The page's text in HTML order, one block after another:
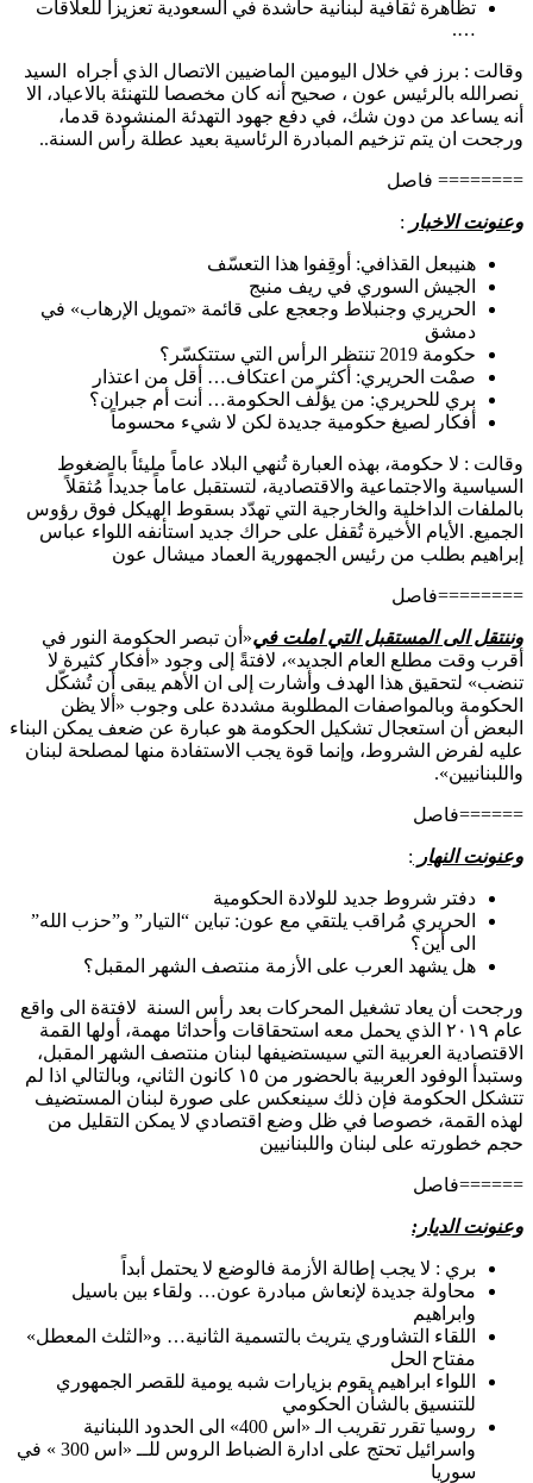
تظاهرة ثقافية لبنانية حاشدة في السعودية تعزيزا للعلاقات
….
وقالت : برز في خلال اليومين الماضيين الاتصال الذي أجراه السيد
نصرالله بالرئيس عون ، صحيح أنه كان مخصصا للتهنئة بالاعياد، الا
أنه يساعد من دون شك، في دفع جهود التهدئة المنشودة قدما،
ورجحت ان يتم تزخيم المبادرة الرئاسية بعيد عطلة رأس السنة..
======== فاصل
وعنونت الاخبار :
هنيبعل القذافي: أوقِفوا هذا التعسّف
‫الجيش السوري في ريف منبج
‫الحريري وجنبلاط وجعجع على قائمة «تمويل الإرهاب» في
دمشق
‫حكومة 2019 تنتظر الرأس التي ستتكسّر؟
صمْت الحريري: أكثر من اعتكاف… أقل من اعتذار
بري للحريري: من يؤلّف الحكومة… أنت أم جبران؟
أفكار لصيغ حكومية جديدة لكن لا شيء محسوماً
وقالت : لا حكومة، بهذه العبارة تُنهي البلاد عاماً مليئاً بالضغوط
السياسية والاجتماعية والاقتصادية، لتستقبل عاماً جديداً مُثقلاً
بالملفات الداخلية والخارجية التي تهدّد بسقوط الهيكل فوق رؤوس
الجميع. الأيام الأخيرة تُقفل على حراك جديد استأنفه اللواء عباس
إبراهيم بطلب من رئيس الجمهورية العماد ميشال عون
========فاصل
وننتقل الى المستقبل التي املت في«أن تبصر الحكومة النور في
أقرب وقت مطلع العام الجديد»، لافتةً إلى وجود «أفكار كثيرة لا
تنضب» لتحقيق هذا الهدف وأشارت إلى ان الأهم يبقى أن تُشكّل
الحكومة وبالمواصفات المطلوبة مشددة على وجوب «ألا يظن
البعض أن استعجال تشكيل الحكومة هو عبارة عن ضعف يمكن البناء
عليه لفرض الشروط، وإنما قوة يجب الاستفادة منها لمصلحة لبنان
واللبنانيين».
======فاصل
وعنونت النهار :
دفتر شروط جديد للولادة الحكومية
الحريري مُراقب يلتقي مع عون: تباين “التيار” و”حزب الله”
الى أين؟
هل يشهد العرب على الأزمة منتصف الشهر المقبل؟
ورجحت أن يعاد تشغيل المحركات بعد رأس السنة لافتةة الى واقع
عام ٢٠١٩ الذي يحمل معه استحقاقات وأحداثا مهمة، أولها القمة
الاقتصادية العربية التي سيستضيفها لبنان منتصف الشهر المقبل،
وستبدأ الوفود العربية بالحضور من ١٥ كانون الثاني، وبالتالي اذا لم
تتشكل الحكومة فإن ذلك سينعكس على صورة لبنان المستضيف
لهذه القمة، خصوصا في ظل وضع اقتصادي لا يمكن التقليل من
حجم خطورته على لبنان واللبنانيين
======فاصل
وعنونت الديار:
بري : لا يجب إطالة الأزمة فالوضع لا يحتمل أبداً
محاولة جديدة لإنعاش مبادرة عون… ولقاء بين باسيل
وابراهيم
اللقاء التشاوري يتريث بالتسمية الثانية… و«الثلث المعطل»
مفتاح الحل
اللواء ابراهيم يقوم بزيارات شبه يومية للقصر الجمهوري
للتنسيق بالشأن الحكومي
روسيا تقرر تقريب الـ «اس 400» الى الحدود اللبنانية
واسرائيل تحتج على ادارة الضباط الروس للــ «اس 300 » في
سوريا